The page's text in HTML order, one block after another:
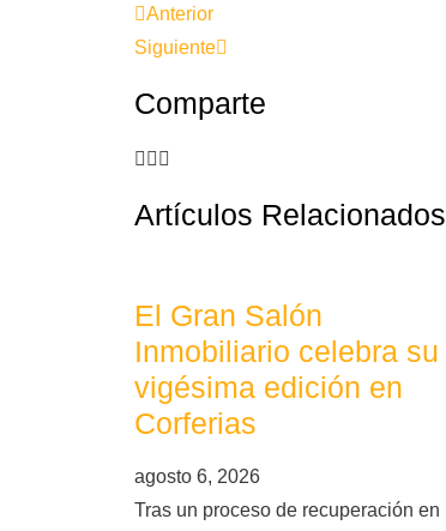
Anterior
Siguiente
Comparte
Artículos Relacionados
El Gran Salón
Inmobiliario celebra su
vigésima edición en
Corferias
agosto 6, 2026
Tras un proceso de recuperación en